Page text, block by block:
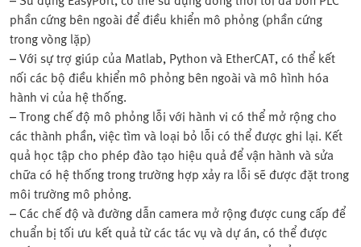
phần cứng bên ngoài để điều khiển mô phỏng (phần cứng
trong vòng lặp)
– Với sự trợ giúp của Matlab, Python và EtherCAT, có thể kết
nối các bộ điều khiển mô phỏng bên ngoài và mô hình hóa
hành vi của hệ thống.
– Trong chế độ mô phỏng lỗi với hành vi có thể mở rộng cho
các thành phần, việc tìm và loại bỏ lỗi có thể được ghi lại. Kết
quả học tập cho phép đào tạo hiệu quả để vận hành và sửa
chữa có hệ thống trong trường hợp xảy ra lỗi sẽ được đặt trong
môi trường mô phỏng.
– Các chế độ và đường dẫn camera mở rộng được cung cấp để
chuẩn bị tối ưu kết quả từ các tác vụ và dự án, có thể được